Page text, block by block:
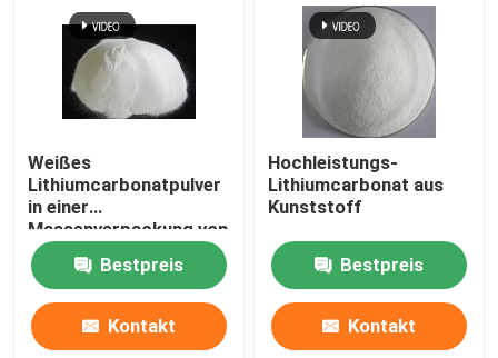
Weißes
Lithiumcarbonatpulver
in einer
Massenverpackung von
20/25/100/500 kg
Bestpreis
Kontakt
Hochleistungs-
Lithiumcarbonat aus
Kunststoff
Bestpreis
Kontakt